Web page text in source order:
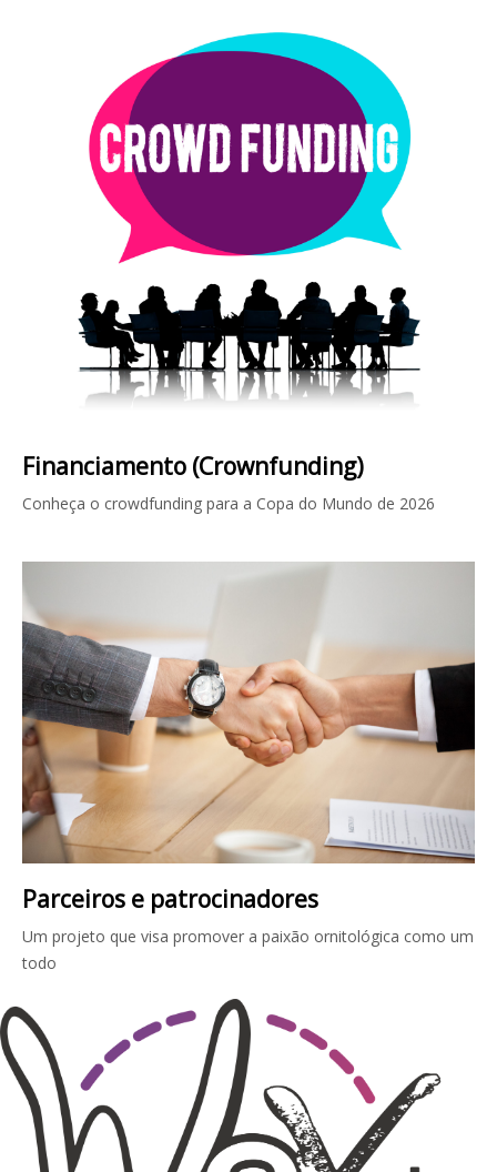
Financiamento (Crownfunding)
Conheça o crowdfunding para a Copa do Mundo de 2026
Parceiros e patrocinadores
Um projeto que visa promover a paixão ornitológica como um
todo